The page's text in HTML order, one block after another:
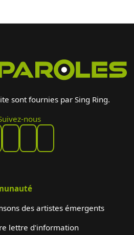
sont fournies par Sing Ring.
nous
des artistes émergents
lettre d'information